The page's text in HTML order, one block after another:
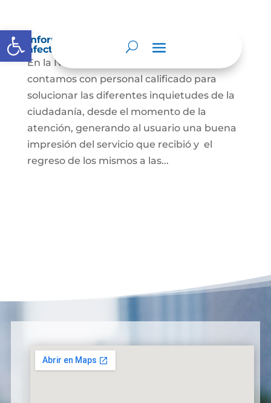
Abrir barra de herramientas
Información sobre decisiones que puede
afectar al público
En la Notaria Única de Sativanorte,
contamos con personal calificado para
solucionar las diferentes inquietudes de la
ciudadanía, desde el momento de la
atención, generando al usuario una buena
impresión del servicio que recibió y el
regreso de los mismos a las...